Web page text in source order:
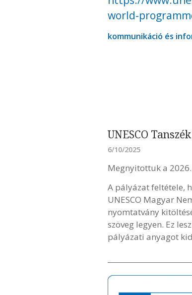
world-
kommunikáció és
UNESCO
6/10/2025
Megnyitottuk a 2026.
A pályázat feltétele,
UNESCO Magyar
nyomtatvány
szöveg legyen. Ez
pályázati anyagot